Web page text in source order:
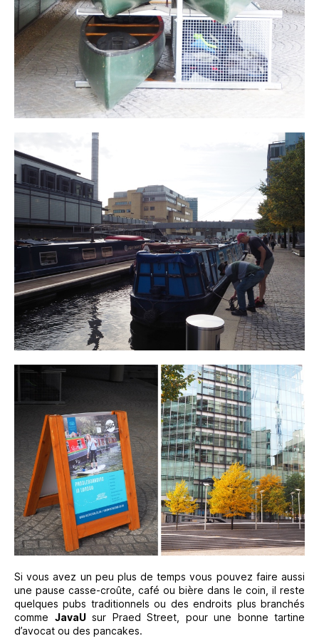
Si vous avez un peu plus de temps vous pouvez faire aussi
une pause casse-croûte, café ou bière dans le coin, il reste
quelques pubs traditionnels ou des endroits plus branchés
comme JavaUsur Praed Street, pour une bonne tartine
d’avocat ou des pancakes.